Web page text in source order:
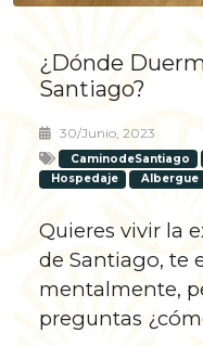
¿Dónde
Santiago?
30/junio, 2023
CaminodeSantiago
Hospedaje
Albergue
Quieres vivir la
de Santiago, te
mentalmente,
preguntas